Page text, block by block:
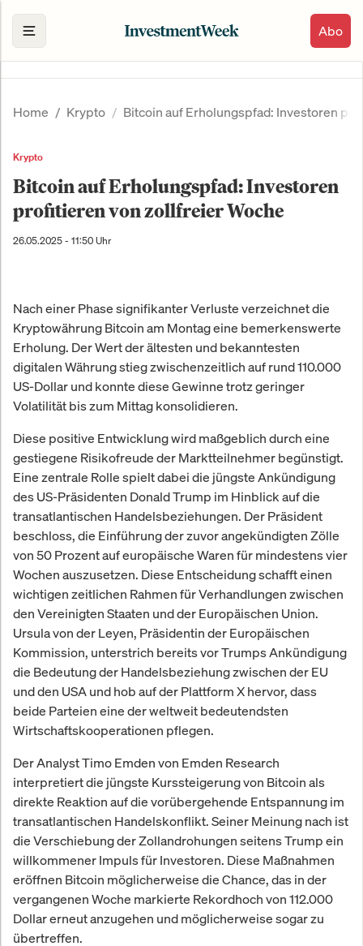
Abo
Home Krypto Bitcoin auf Erholungspfad: Investoren
Krypto
Bitcoin auf Erholungspfad: Investoren
profitieren von zollfreier Woche
26.05.2025 - 11:50 Uhr
Nach einer Phase signifikanter Verluste verzeichnet die
Kryptowährung Bitcoin am Montag eine bemerkenswerte
Erholung. Der Wert der ältesten und bekanntesten
digitalen Währung stieg zwischenzeitlich auf rund 110.000
US-Dollar und konnte diese Gewinne trotz geringer
Volatilität bis zum Mittag konsolidieren.
Diese positive Entwicklung wird maßgeblich durch eine
gestiegene Risikofreude der Marktteilnehmer begünstigt.
Eine zentrale Rolle spielt dabei die jüngste Ankündigung
des US-Präsidenten Donald Trump im Hinblick auf die
transatlantischen Handelsbeziehungen. Der Präsident
beschloss, die Einführung der zuvor angekündigten Zölle
von 50 Prozent auf europäische Waren für mindestens vier
Wochen auszusetzen. Diese Entscheidung schafft einen
wichtigen zeitlichen Rahmen für Verhandlungen zwischen
den Vereinigten Staaten und der Europäischen Union.
Ursula von der Leyen, Präsidentin der Europäischen
Kommission, unterstrich bereits vor Trumps Ankündigung
die Bedeutung der Handelsbeziehung zwischen der EU
und den USA und hob auf der Plattform X hervor, dass
beide Parteien eine der weltweit bedeutendsten
Wirtschaftskooperationen pflegen.
Der Analyst Timo Emden von Emden Research
interpretiert die jüngste Kurssteigerung von Bitcoin als
direkte Reaktion auf die vorübergehende Entspannung im
transatlantischen Handelskonflikt. Seiner Meinung nach ist
die Verschiebung der Zollandrohungen seitens Trump ein
willkommener Impuls für Investoren. Diese Maßnahmen
eröffnen Bitcoin möglicherweise die Chance, das in der
vergangenen Woche markierte Rekordhoch von 112.000
Dollar erneut anzugehen und möglicherweise sogar zu
übertreffen.